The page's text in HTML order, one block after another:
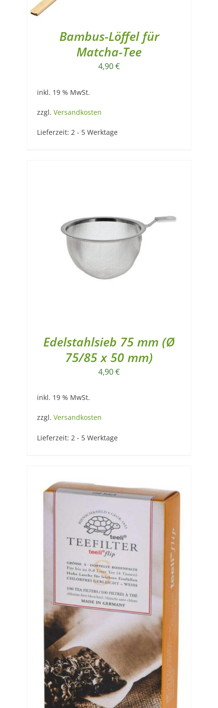
Bambus-Löffel für
Matcha-Tee
4,90€
inkl. 19 % MwSt.
zzgl. Versandkosten
Lieferzeit: 2 - 5 Werktage
Edelstahlsieb 75 mm (Ø
75/85 x 50 mm)
4,90€
inkl. 19 % MwSt.
zzgl. Versandkosten
Lieferzeit: 2 - 5 Werktage